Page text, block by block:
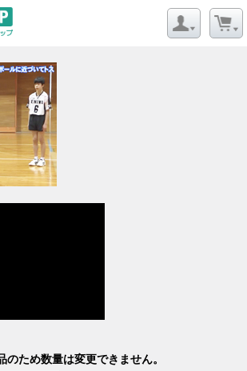
ため数量は変更できません。